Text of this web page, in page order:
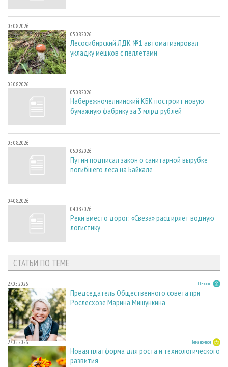
05.08.2026
05.08.2026
Лесосибирский ЛДК №1 автоматизировал
укладку мешков с пеллетами
05.08.2026
05.08.2026
Набережночелнинский КБК построит новую
бумажную фабрику за 3 млрд рублей
05.08.2026
05.08.2026
Путин подписал закон о санитарной вырубке
погибшего леса на Байкале
04.08.2026
04.08.2026
Реки вместо дорог: «Свеза» расширяет водную
логистику
СТАТЬИ ПО ТЕМЕ
27.05.2026 Персона
Председатель Общественного совета при
Рослесхозе Марина Мишункина
27.05.2026 Тема номера
Новая платформа для роста и технологического
развития